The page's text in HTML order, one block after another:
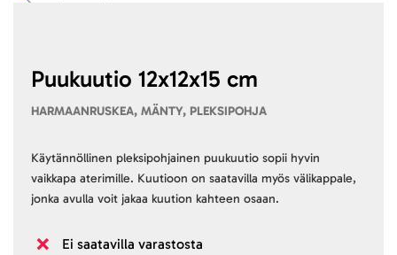
Puukuutio 12x12x15 cm
HARMAANRUSKEA, MÄNTY, PLEKSIPOHJA
Käytännöllinen pleksipohjainen puukuutio sopii hyvin
vaikkapa aterimille. Kuutioon on saatavilla myös välikappale,
jonka avulla voit jakaa kuution kahteen osaan.
Ei saatavilla varastosta
images
beginning
gallery